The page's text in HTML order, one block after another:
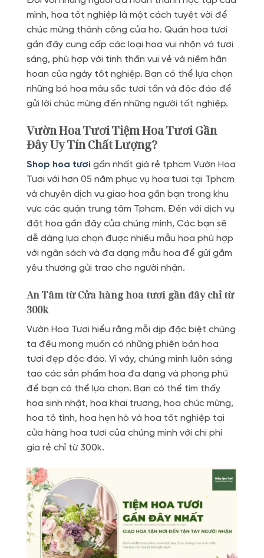
mình, hoa tốt nghiệp là một cách tuyệt vời để
chúc mừng thành công của họ. Quán hoa tươi
gần đây cung cấp các loại hoa vui nhộn và tươi
sáng, phù hợp với tinh thần vui vẻ và niềm hân
hoan của ngày tốt nghiệp. Bạn có thể lựa chọn
những bó hoa màu sắc tươi tắn và độc đáo để
gửi lời chúc mừng đến những người tốt nghiệp.
Vườn Hoa Tươi Tiệm Hoa Tươi Gần
Đây Uy Tín Chất Lượng?
Shop hoa tươi gần nhất giá rẻ tphcm Vườn Hoa
Tươi với hơn 05 năm phục vụ hoa tươi tại Tphcm
và chuyên dịch vụ giao hoa gần bạn trong khu
vực các quận trung tâm Tphcm. Đến với dịch vụ
đặt hoa gần đây của chúng mình, Các bạn sẽ
dễ dàng lựa chọn được nhiều mẫu hoa phù hợp
với ngân sách và đa dạng mẫu hoa để gửi gắm
yêu thương gửi trao cho người nhận.
An Tâm từ Cửa hàng hoa tươi gần đây chỉ từ
300k
Vườn Hoa Tươi hiểu rằng mỗi dịp đặc biệt chúng
ta đều mong muốn có những phiên bản hoa
tươi đẹp độc đáo. Vì vậy, chúng mình luôn sáng
tạo các sản phẩm hoa đa dạng và phong phú
để bạn có thể lựa chọn. Bạn có thể tìm thấy
hoa sinh nhật, hoa khai trương, hoa chúc mừng,
hoa tỏ tình, hoa hẹn hò và hoa tốt nghiệp tại
cửa hàng hoa tươi của chúng mình với chi phí
gía rẻ chỉ từ 300k.